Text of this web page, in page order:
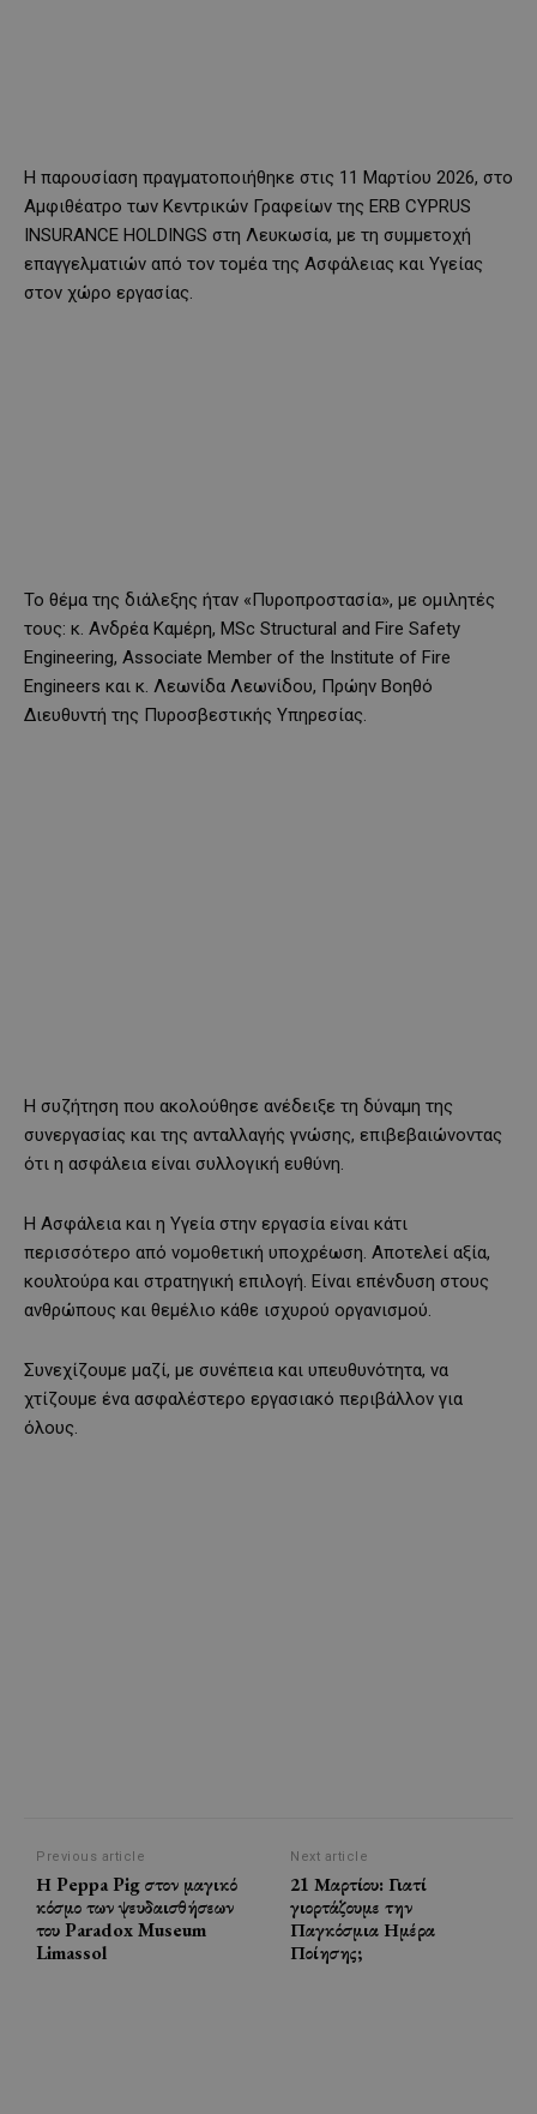
Η παρουσίαση πραγματοποιήθηκε στις 11 Μαρτίου 2026, στο
Αμφιθέατρο των Κεντρικών Γραφείων της ERB CYPRUS
INSURANCE HOLDINGS στη Λευκωσία, με τη συμμετοχή
επαγγελματιών από τον τομέα της Ασφάλειας και Υγείας
στον χώρο εργασίας.
Το θέμα της διάλεξης ήταν «Πυροπροστασία», με oμιλητές
τους: κ. Ανδρέα Καμέρη, MSc Structural and Fire Safety
Engineering, Associate Member of the Institute of Fire
Engineers και κ. Λεωνίδα Λεωνίδου, Πρώην Βοηθό
Διευθυντή της Πυροσβεστικής Υπηρεσίας.
Η συζήτηση που ακολούθησε ανέδειξε τη δύναμη της
συνεργασίας και της ανταλλαγής γνώσης, επιβεβαιώνοντας
ότι η ασφάλεια είναι συλλογική ευθύνη.
Η Ασφάλεια και η Υγεία στην εργασία είναι κάτι
περισσότερο από νομοθετική υποχρέωση. Αποτελεί αξία,
κουλτούρα και στρατηγική επιλογή. Είναι επένδυση στους
ανθρώπους και θεμέλιο κάθε ισχυρού οργανισμού.
Συνεχίζουμε μαζί, με συνέπεια και υπευθυνότητα, να
χτίζουμε ένα ασφαλέστερο εργασιακό περιβάλλον για
όλους.
Previous article
Η Peppa Pig στον μαγικό
κόσμο των ψευδαισθήσεων
του Paradox Museum
Limassol
Next article
21 Μαρτίου: Γιατί
γιορτάζουμε την
Παγκόσμια Ημέρα
Ποίησης;